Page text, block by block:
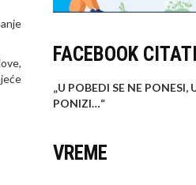
FACEBOOK CITATI
„U POBEDI SE NE PONESI,
PONIZI…“
VREME